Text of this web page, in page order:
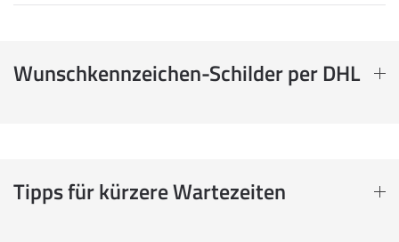
Wunschkennzeichen-Schilder per DHL
Tipps für kürzere Wartezeiten